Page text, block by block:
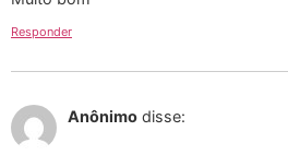
Responder
Anônimo disse: